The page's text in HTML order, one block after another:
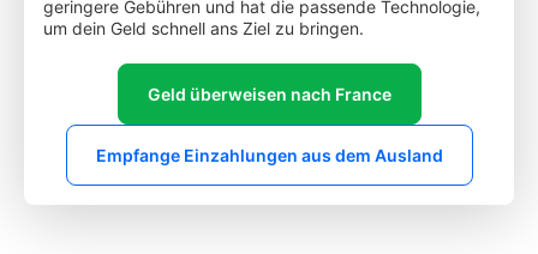
geringere Gebühren und hat die passende Technologie,
um dein Geld schnell ans Ziel zu bringen.
Geld überweisen nach France
Empfange Einzahlungen aus dem Ausland